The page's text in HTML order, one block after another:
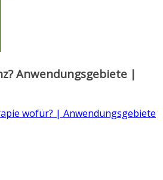
Anwendungsgebiete |
wofür? | Anwendungsgebiete